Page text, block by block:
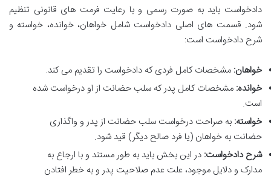
دادخواست باید به صورت رسمی و با رعایت فرمت های قانونی تنظیم
شود. قسمت های اصلی دادخواست شامل خواهان، خوانده، خواسته و
شرح دادخواست است:
خواهان: مشخصات کامل فردی که دادخواست را تقدیم می کند.
خوانده: مشخصات کامل پدر که سلب حضانت از او درخواست شده
است.
خواسته: به صراحت درخواست سلب حضانت از پدر و واگذاری
حضانت به خواهان (یا فرد صالح دیگر) قید شود.
شرح دادخواست: در این بخش باید به طور مستند و با ارجاع به
مدارک و دلایل موجود، علت عدم صلاحیت پدر و به خطر افتادن